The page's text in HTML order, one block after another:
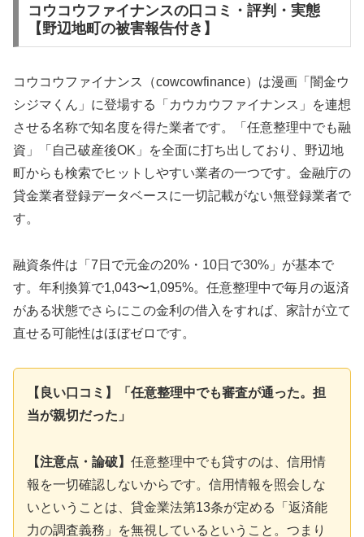
コウコウファイナンスの口コミ・評判・実態
【野辺地町の被害報告付き】
コウコウファイナンス（cowcowfinance）は漫画「闇金ウ
シジマくん」に登場する「カウカウファイナンス」を連想
させる名称で知名度を得た業者です。「任意整理中でも融
資」「自己破産後OK」を全面に打ち出しており、野辺地
町からも検索でヒットしやすい業者の一つです。金融庁の
貸金業者登録データベースに一切記載がない無登録業者で
す。
融資条件は「7日で元金の20%・10日で30%」が基本で
す。年利換算で1,043〜1,095%。任意整理中で毎月の返済
がある状態でさらにこの金利の借入をすれば、家計が立て
直せる可能性はほぼゼロです。
【良い口コミ】「任意整理中でも審査が通った。担
当が親切だった」
【注意点・論破】 任意整理中でも貸すのは、信用情
報を一切確認しないからです。信用情報を照会しな
いということは、貸金業法第13条が定める「返済能
力の調査義務」を無視しているということ。つまり